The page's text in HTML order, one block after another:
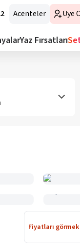
Acenteler Üye
Yaz Fırsatları
Fiyatları